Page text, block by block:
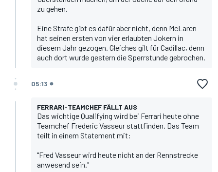
zu gehen.
Eine Strafe gibt es dafür aber nicht, denn McLaren
hat seinen ersten von vier erlaubten Jokern in
diesem Jahr gezogen. Gleiches gilt für Cadillac, denn
auch dort wurde gestern die Sperrstunde gebrochen.
05:13
FERRARI-TEAMCHEF FÄLLT AUS
Das wichtige Qualifying wird bei Ferrari heute ohne
Teamchef Frederic Vasseur stattfinden. Das Team
teilt in einem Statement mit:
"Fred Vasseur wird heute nicht an der Rennstrecke
anwesend sein."